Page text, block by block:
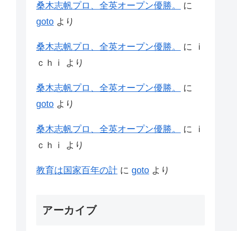
桑木志帆プロ、全英オープン優勝。
に
goto より
桑木志帆プロ、全英オープン優勝。 に
ｉ
ｃｈｉ
より
桑木志帆プロ、全英オープン優勝。
に
goto より
桑木志帆プロ、全英オープン優勝。 に
ｉ
ｃｈｉ
より
教育は国家百年の計 に goto より
アーカイブ